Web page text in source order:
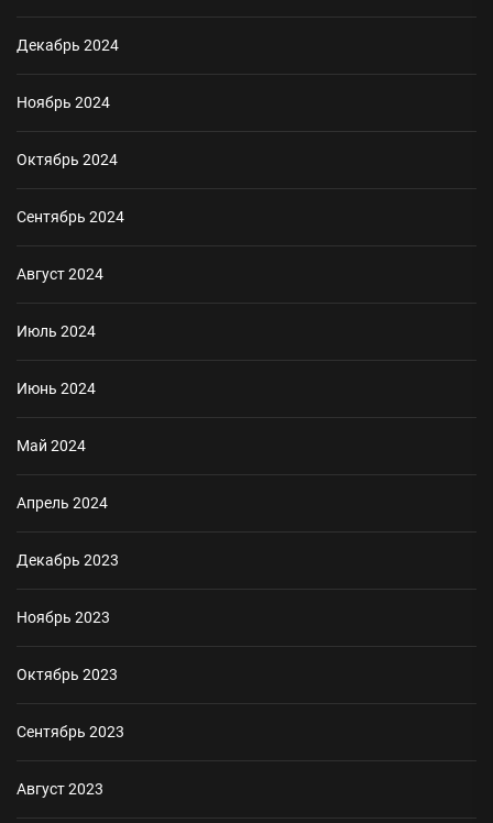
Декабрь 2024
Ноябрь 2024
Октябрь 2024
Сентябрь 2024
Август 2024
Июль 2024
Июнь 2024
Май 2024
Апрель 2024
Декабрь 2023
Ноябрь 2023
Октябрь 2023
Сентябрь 2023
Август 2023